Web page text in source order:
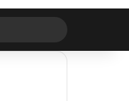
yap